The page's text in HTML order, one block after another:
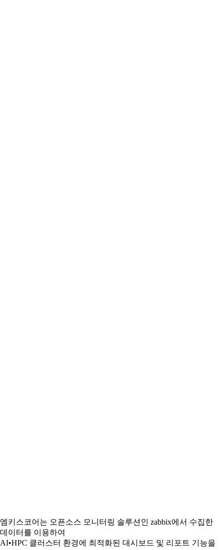
엠키스코어는 오픈소스 모니터링 솔루션인 zabbix에서 수집한
데이터를 이용하여
AI•HPC 클러스터 환경에 최적화된 대시보드 및 리포트 기능을